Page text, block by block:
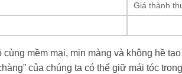
Giá thành
mềm mại, mịn màng và không hề
của chúng ta có thể giữ mái tóc